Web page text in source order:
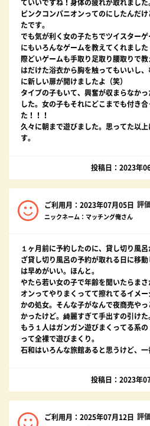
ていいですね！身体の疲れが取れました
ピンクコンパニオンってのにしたんだ
たです。
でも気が利く女の子たちでツイスター
にもいろんなゲームを教えてくれました
際どいゲームも手取り足取り腰取りで教
はだけた浴衣から胸を触ってもいいし
に新しい扉が開けましたよ（笑）
タイプの子もいて、興奮が収まらなか
した。女の子もそれにどこまでも付き
た！！！
久々に朝まで遊びました。思ってた以
す。
投稿日：2023年
ご利用月：2023年07月05日 評
ニックネーム：マッチング俺さん
１ヶ月前に予約したのに、貸し切り風
ざ貸し切り風呂の予約が取れる日に移
は早めがいい。ほんと。
やたら若い女の子で年齢を聞いたらま
オンってやりまくってて擦れてるイメ
かの処女。そんな子がなんで夜商売や
かったけど。綺麗すぎて手出すの引けた
もう１人はガンガン遊びまくってる系
って全裸で遊びまくり。
石和はいろんな旅館あると思うけど、一
投稿日：2023年
ご利用月：2025年07月12日 評